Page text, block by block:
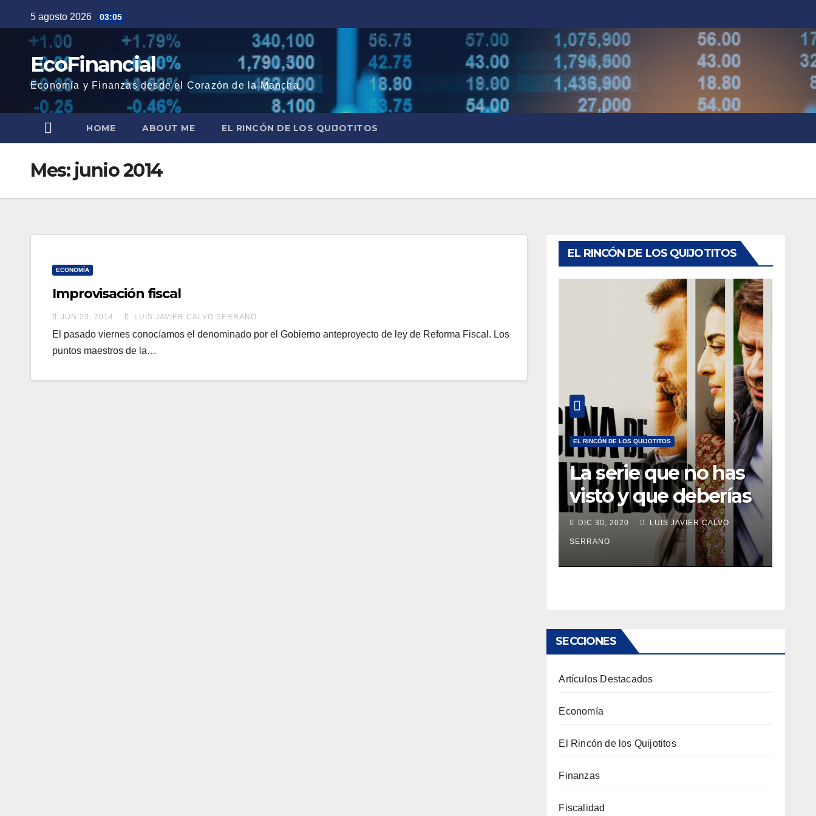
al
contenido
5 agosto 2026 03:05
EcoFinancial
Economía y Finanzas desde el Corazón de la Mancha
HOME ABOUT ME EL RINCÓN DE LOS QUIJOTITOS
Mes: junio 2014
ECONOMÍA
Improvisación fiscal
JUN 23, 2014 LUIS JAVIER CALVO SERRANO
El pasado viernes conocíamos el denominado por el Gobierno anteproyecto de ley de Reforma Fiscal. Los
puntos maestros de la…
EL RINCÓN DE LOS QUIJOTITOS
EL RINCÓN DE LOS QUIJOTITOS
La serie que no has
visto y que deberías
estar viendo
DIC 30, 2020 LUIS JAVIER CALVO
SERRANO
SECCIONES
Artículos Destacados
Economía
El Rincón de los Quijotitos
Finanzas
Fiscalidad